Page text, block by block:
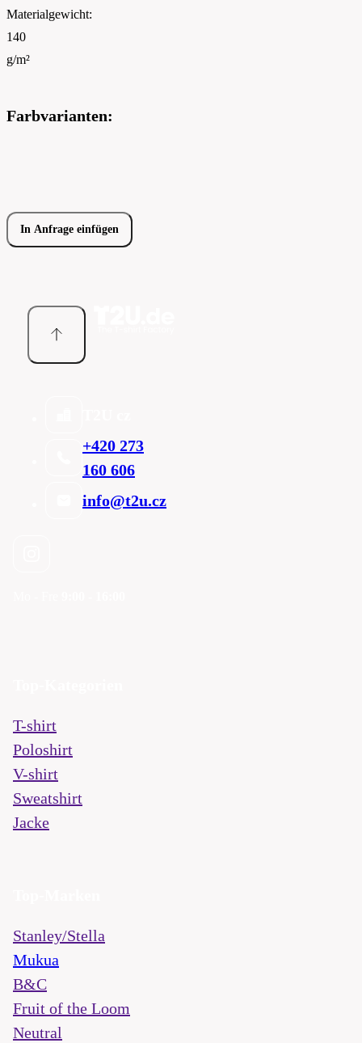
Materialgewicht:
140
g/m²
Farbvarianten:
In Anfrage einfügen
+420 273
160 606
info@t2u.cz
T-shirt
Poloshirt
V-shirt
Sweatshirt
Jacke
Stanley/Stella
Mukua
B&C
Fruit of the Loom
Neutral